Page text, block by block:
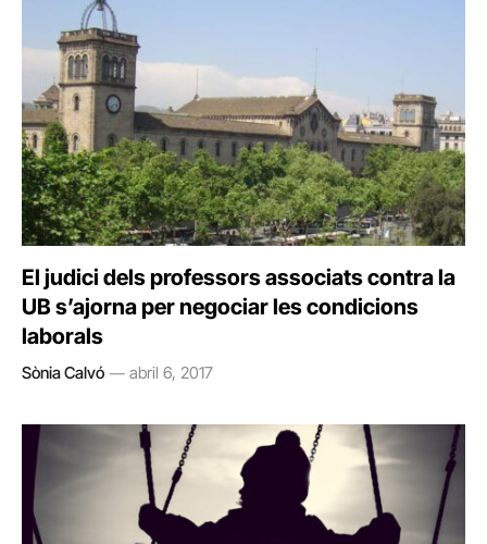
El judici dels professors associats contra la
UB s’ajorna per negociar les condicions
laborals
Sònia Calvó abril 6, 2017